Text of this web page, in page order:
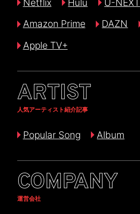
Amazon Prime
DAZN
Apple TV+
ARTIST
人気アーティスト紹介記事
Popular Song Album
COMPANY
運営会社